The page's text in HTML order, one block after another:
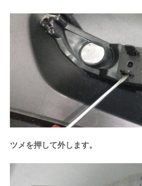
ツメを押して外します。